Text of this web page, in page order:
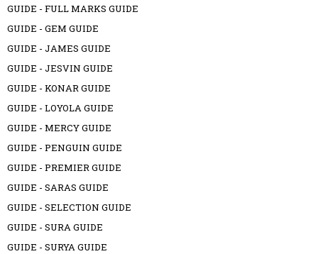
GUIDE - FULL MARKS GUIDE
GUIDE - GEM GUIDE
GUIDE - JAMES GUIDE
GUIDE - JESVIN GUIDE
GUIDE - KONAR GUIDE
GUIDE - LOYOLA GUIDE
GUIDE - MERCY GUIDE
GUIDE - PENGUIN GUIDE
GUIDE - PREMIER GUIDE
GUIDE - SARAS GUIDE
GUIDE - SELECTION GUIDE
GUIDE - SURA GUIDE
GUIDE - SURYA GUIDE